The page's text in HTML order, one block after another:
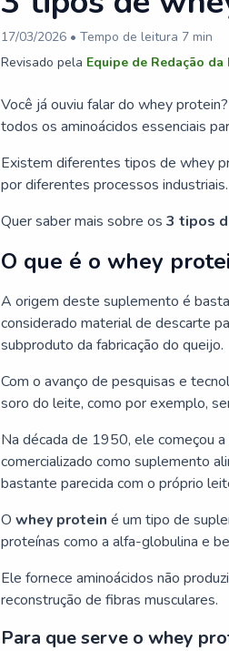
17/03/2026 • Tempo de leitura 7 min
Revisado pela Equipe de Redação da
Você já ouviu falar do whey
todos os aminoácidos essenciais
Existem diferentes tipos de whey
por diferentes processos industriais.
Quer saber mais sobre os 3 tipos
O que é o whey
A origem deste suplemento é
considerado material de descarte
subproduto da fabricação do queijo.
Com o avanço de pesquisas e
soro do leite, como por exemplo,
Na década de 1950, ele começou
comercializado como suplemento
bastante parecida com o próprio
O whey protein é um tipo de
proteínas como a alfa-globulina e
Ele fornece aminoácidos não
reconstrução de fibras musculares.
Para que serve o whey